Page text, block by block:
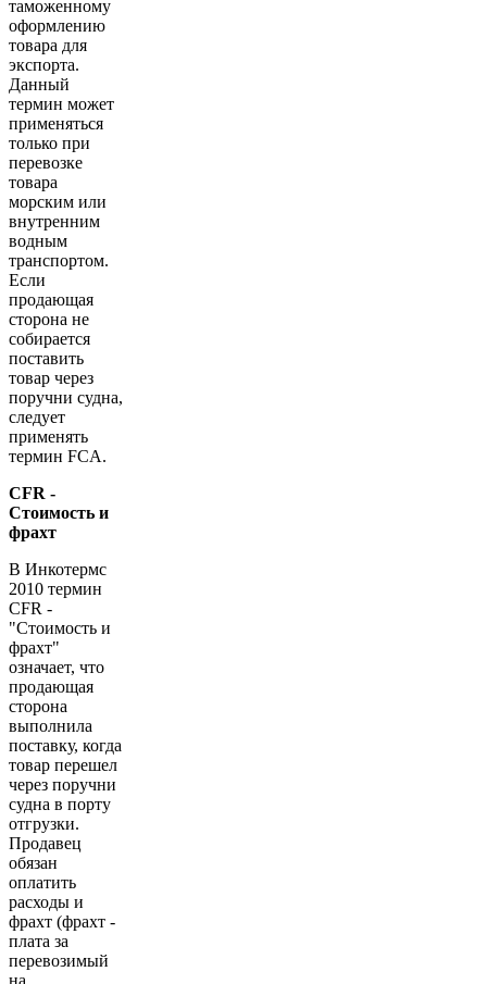
таможенному
оформлению
товара для
экспорта.
Данный
термин может
применяться
только при
перевозке
товара
морским или
внутренним
водным
транспортом.
Если
продающая
сторона не
собирается
поставить
товар через
поручни судна,
следует
применять
термин FCA.
CFR -
Стоимость и
фрахт
В Инкотермс
2010 термин
CFR -
"Стоимость и
фрахт"
означает, что
продающая
сторона
выполнила
поставку, когда
товар перешел
через поручни
судна в порту
отгрузки.
Продавец
обязан
оплатить
расходы и
фрахт (фрахт -
плата за
перевозимый
на